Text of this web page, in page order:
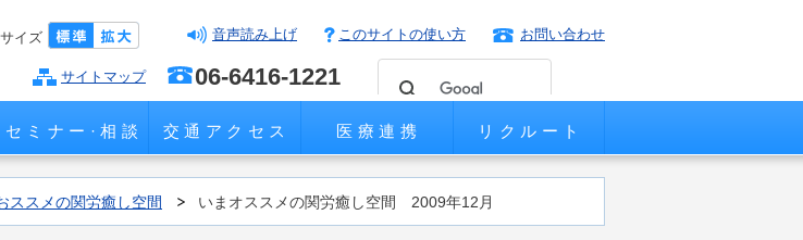
イズ 音声読み上げ このサイトの使い方 お問い合わせ
サイトマップ 06-6416-1221
セミナー·相談 交通アクセス 医療連携 リクルート
ススメの関労癒し空間 いまオススメの関労癒し空間 2009年12月